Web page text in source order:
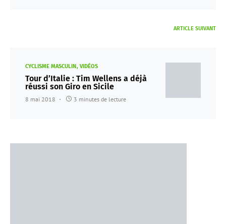
ARTICLE SUIVANT
CYCLISME MASCULIN VIDÉOS
Tour d’Italie : Tim Wellens a déjà
réussi son Giro en Sicile
8 mai 2018 3 minutes de lecture